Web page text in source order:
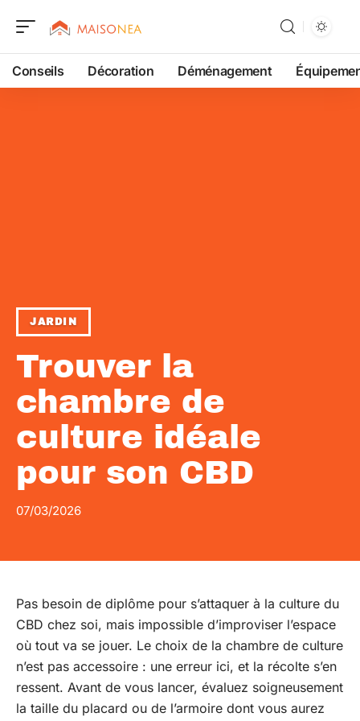
Conseils Décoration Déménagement
JARDIN
Trouver la
chambre de
culture idéale
pour son CBD
07/03/2026
Pas besoin de diplôme pour s’attaquer à la culture du
CBD chez soi, mais impossible d’improviser l’espace
où tout va se jouer. Le choix de la chambre de culture
n’est pas accessoire : une erreur ici, et la récolte s’en
ressent. Avant de vous lancer, évaluez soigneusement
la taille du placard ou de l’armoire dont vous aurez